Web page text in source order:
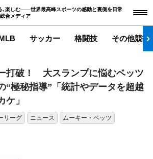
､楽しむ――世界最高峰スポーツの感動と裏側を日常
合メディア
サッカー 格闘技 その他競技
打破！ 大スランプに悩むベッツ
“極秘指導”「統計やデータを超越
ケ」
リーグ ニュース ムーキー・ベッツ